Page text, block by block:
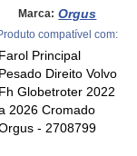
Orgus - 2708799
R$ 4.762,32
ou10xdeR$
476,23